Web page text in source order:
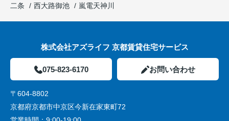
二条
西大路御池 嵐電天神川
株式会社アズライフ 京都賃貸住宅サービス
075-823-6170 お問い合わせ
〒604-8802
京都府京都市中京区今新在家東町72